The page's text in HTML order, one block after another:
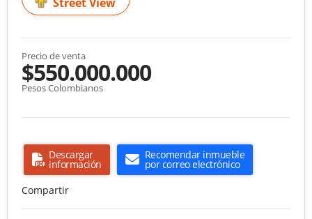
Precio de venta
$550.000.000
Pesos Colombianos
Descargar
información
Recomendar inmueble
por correo electrónico
Compartir